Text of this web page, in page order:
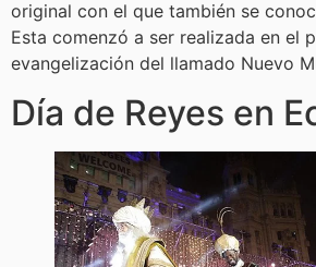
original con el que también se
Esta comenzó a ser realizada en el
evangelización del llamado Nuevo
Día de Reyes en